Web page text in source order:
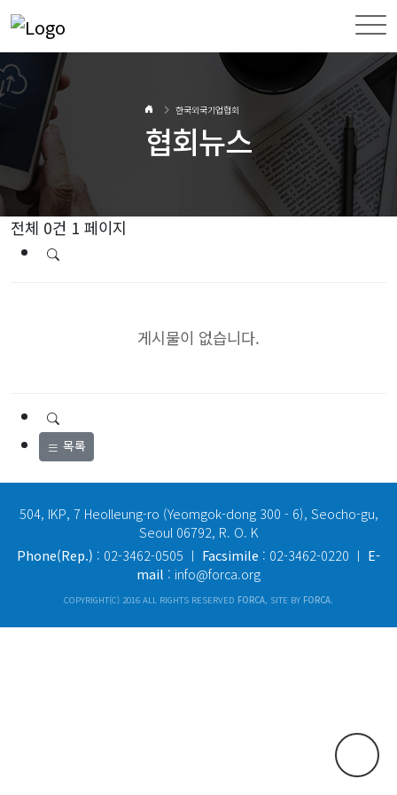
한국외국기업협회
협회뉴스
전체 0건 1 페이지
게시물이 없습니다.
목록
504, IKP, 7 Heolleung-ro (Yeomgok-dong 300 - 6), Seocho-gu,
Seoul 06792, R. O. K
Phone(Rep.) : 02-3462-0505 ㅣ Facsimile : 02-3462-0220 ㅣ E-
mail : info@forca.org
COPYRIGHT(C) 2016 ALL RIGHTS RESERVED FORCA, SITE BY FORCA.